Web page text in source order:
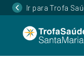
Ir para Trofa